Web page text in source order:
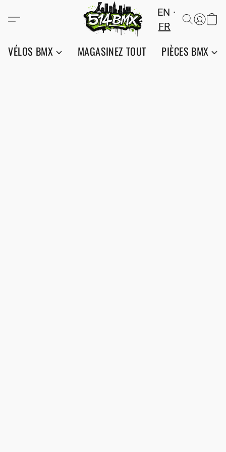
EN
FR
VÉLOS BMX MAGASINEZ TOUT PIÈCES BMX